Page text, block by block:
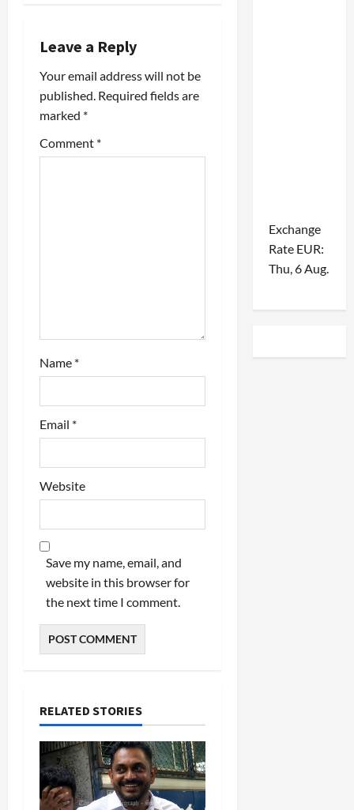
i
g
a
t
Leave a Reply
Your email address will not be
published. Required fields are
marked *
Comment *
Name *
Email *
Website
Save my name, email, and
website in this browser for
the next time I comment.
RELATED STORIES
Exchange
Rate EUR:
Thu, 6 Aug.